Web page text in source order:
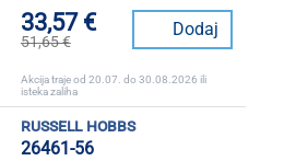
33,57 €
51,65 €
Dodaj
Akcija traje od 20.07. do 30.08.2026 ili
isteka zaliha
russell hobbs
26461-56